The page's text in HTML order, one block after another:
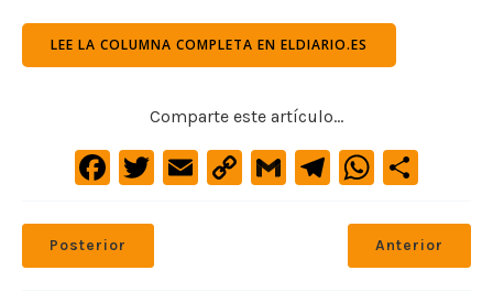
LEE LA COLUMNA COMPLETA EN ELDIARIO.ES
Comparte este artículo...
F
c
e
T
E
C G Te
gr
a
W
at
s
m
p
Posterior Anterior